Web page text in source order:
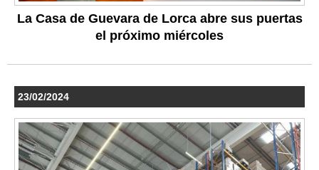
La Casa de Guevara de Lorca abre sus puertas
el próximo miércoles
23/02/2024